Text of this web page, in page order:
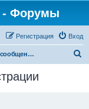
- Форумы
Вход
Регистрация
Отправить сообщение администрации